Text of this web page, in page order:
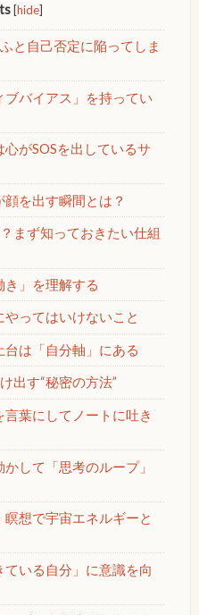
[hide]
と自己否定に陥ってしま
ブバイアス」を持ってい
がSOSを出しているサ
顔を出す瞬間とは？
まず知っておきたい仕組
き」を理解する
ってはいけないこと
は「自分軸」にある
出す“秘密の方法”
葉にしてノートに吐き
して「思考のループ」
想で宇宙エネルギーと
いる自分」に意識を向